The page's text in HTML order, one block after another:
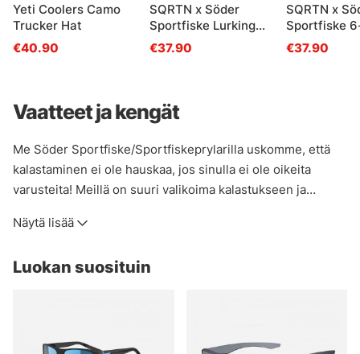
Yeti Coolers Camo
Trucker Hat
€40.90
SQRTN x Söder
Sportfiske Lurking
Pike Trucker, Black
€37.90
SQRTN x
Sportfiske
Cap, Black
€37.90
Vaatteet ja kengät
Me Söder Sportfiske/Sportfiskeprylarilla uskomme, että
kalastaminen ei ole hauskaa, jos sinulla ei ole oikeita
varusteita! Meillä on suuri valikoima kalastukseen ja
lämpimänä tai siltä väliltä, meiltä löydät tarvitsemasi! Jos et
varastoida, lähetä sähköpostia asiakaspalvelutiimillemme
Näytä lisää
Luokan suosituin